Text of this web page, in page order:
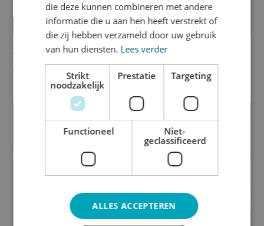
Vloerstickers
€
Bekijk product
die deze kunnen combineren met andere
informatie die u aan hen heeft verstrekt of
die zij hebben verzameld door uw gebruik
van hun diensten. Lees verder
Strikt
noodzakelijk
Prestatie Targeting
Functioneel
Niet-
geclassificeerd
ALLES ACCEPTEREN